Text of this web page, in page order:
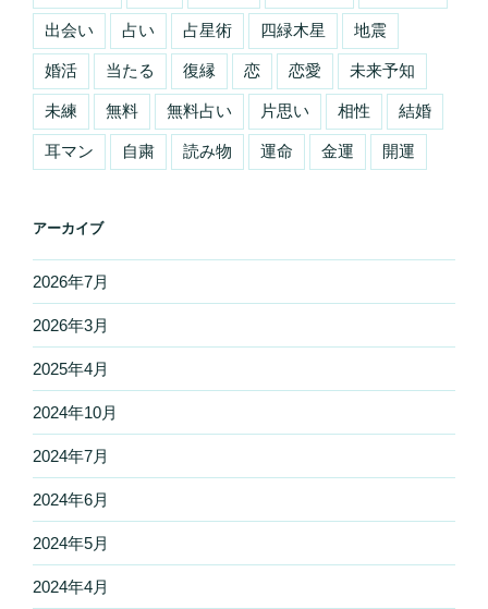
出会い 占い 占星術 四緑木星 地震
婚活 当たる 復縁 恋 恋愛 未来予知
未練 無料 無料占い 片思い 相性 結婚
耳マン 自粛 読み物 運命 金運 開運
アーカイブ
2026年7月
2026年3月
2025年4月
2024年10月
2024年7月
2024年6月
2024年5月
2024年4月